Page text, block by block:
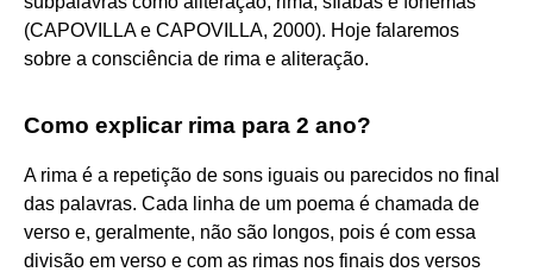
(CAPOVILLA e CAPOVILLA, 2000). Hoje falaremos
sobre a consciência de rima e aliteração.
Como explicar rima para 2 ano?
A rima é a repetição de sons iguais ou parecidos no final
das palavras. Cada linha de um poema é chamada de
verso e, geralmente, não são longos, pois é com essa
divisão em verso e com as rimas nos finais dos versos